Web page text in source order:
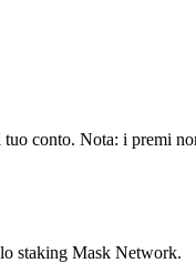
conto. Nota: i premi
staking Mask Network.